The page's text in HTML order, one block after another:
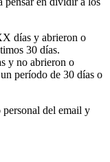
días y abrieron o
30 días.
y no abrieron o
período de 30 días o
personal del email y